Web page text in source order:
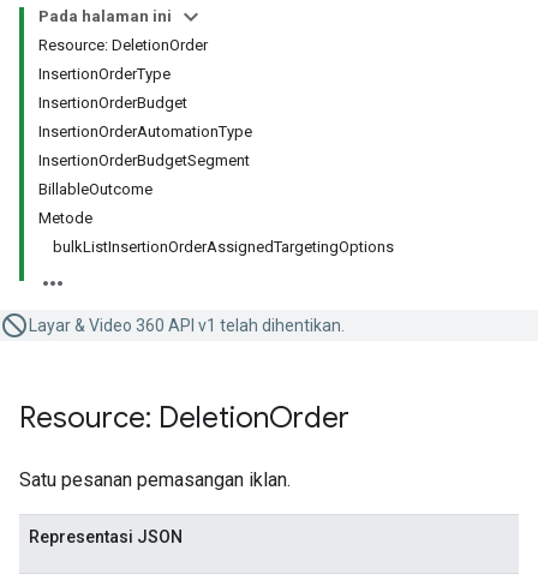
Pada halaman ini
Resource: DeletionOrder
InsertionOrderType
InsertionOrderBudget
InsertionOrderAutomationType
InsertionOrderBudgetSegment
BillableOutcome
Metode
bulkListInsertionOrderAssignedTargetingOptions
Layar & Video 360 API v1 telah dihentikan.
Resource: DeletionOrder
Satu pesanan pemasangan iklan.
Representasi JSON